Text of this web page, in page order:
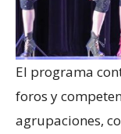
El programa
foros y
agrupaciones,